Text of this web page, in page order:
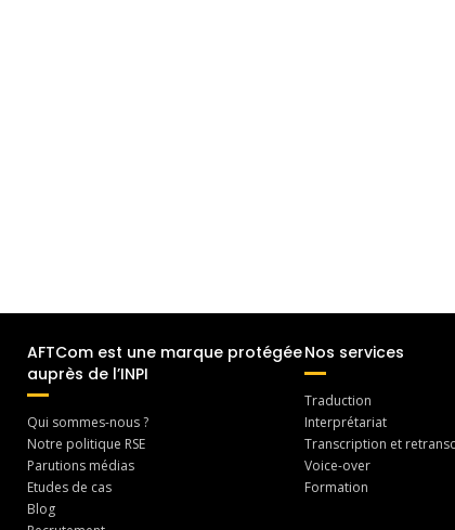
AFTCom est une marque protégée
auprès de l’INPI
Qui sommes-nous ?
Notre politique RSE
Parutions médias
Etudes de cas
Blog
Nos services
Traduction
Interprétariat
Transcription et
Voice-over
Formation